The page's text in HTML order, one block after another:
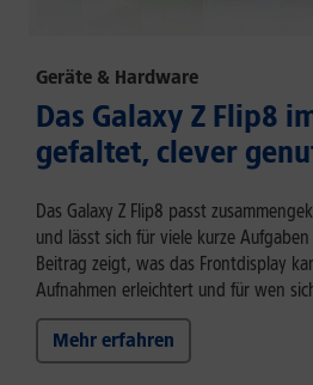
Geräte & Hardware
Das Galaxy Z Flip8
gefaltet, clever
Das Galaxy Z Flip8 passt
und lässt sich für viele kurze
Beitrag zeigt, was das Frontdisplay
Aufnahmen erleichtert und für wen
Mehr erfahren